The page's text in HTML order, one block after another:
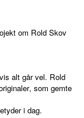
om Rold Skov
alt går vel. Rold
som gemte
i dag.